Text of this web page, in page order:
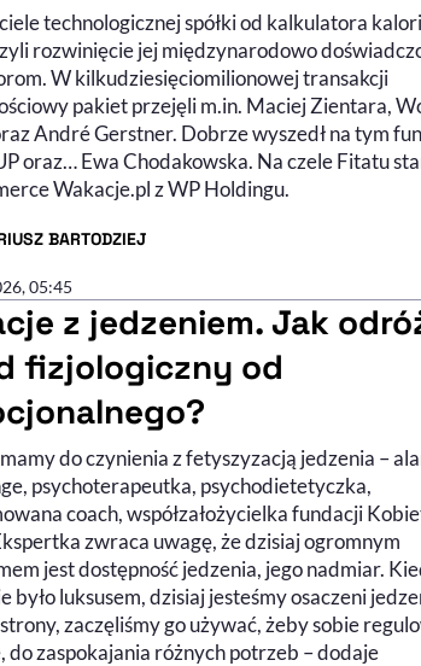
technologicznej spółki od kalkulatora
rozwinięcie jej międzynarodowo
W kilkudziesięciomilionowej transakcji
pakiet przejęli m.in. Maciej Zientara,
André Gerstner. Dobrze wyszedł na tym
oraz… Ewa Chodakowska. Na czele Fitatu
Wakacje.pl z WP Holdingu.
BARTODZIEJ
- PROFIL
05:45
z jedzeniem. Jak
fizjologiczny od
do słuchania (podcast)
wideodo czynienia z fetyszyzacją jedzenia –
psychoterapeutka, psychodietetyczka,
coach, współzałożycielka fundacji
zwraca uwagę, że dzisiaj ogromnym
jest dostępność jedzenia, jego nadmiar.
było luksusem, dzisiaj jesteśmy osaczeni
zaczęliśmy go używać, żeby sobie
do zaspokajania różnych potrzeb – dodaje